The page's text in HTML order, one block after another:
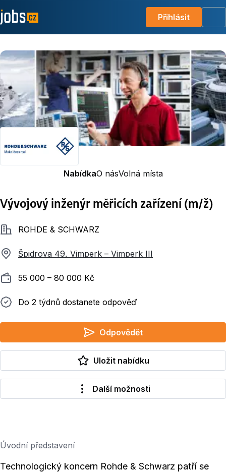
Přihlásit
NabídkaO násVolná místa
Vývojový inženýr měřicích zařízení (m/ž)
SpolečnostROHDE & SCHWARZ
Špidrova 49, Vimperk – Vimperk III
Plat 55 000 ‍–‍ 80 000 Kč
Do 2 týdnů dostanete odpověď
Do 2 týdnů dostanete odpověď
Odpovědět
Uložit nabídku
Další možnosti
Úvodní představení
Technologický koncern Rohde & Schwarz patří se